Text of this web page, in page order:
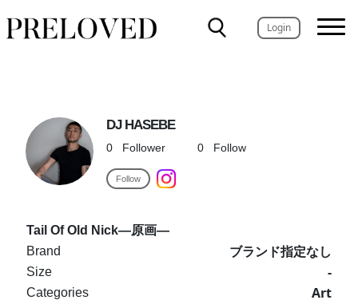
Login
DJ HASEBE
0 Follower 0 Follow
Follow
Tail Of Old Nick―原画―
Brand
ブランド指定なし
Size -
Categories Art